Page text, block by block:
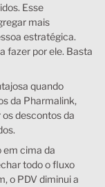
Esse
mais
estratégica.
fazer por ele. Basta
quando
da Pharmalink,
descontos da
em cima da
todo o fluxo
o PDV diminui a